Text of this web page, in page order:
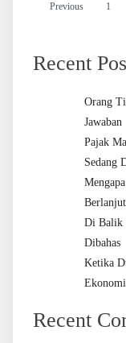
Previous 1
Recent
Orang
Jawaban
Pajak
Sedang
Di Balik
Dibahas
Ketika
Recent